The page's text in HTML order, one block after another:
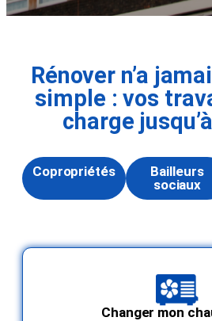
Rénover n’a
simple : vos
charge
Copropriétés
Bailleurs
sociaux
Changer mon